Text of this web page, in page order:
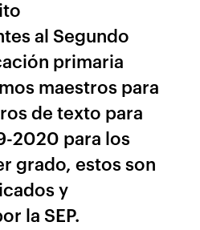
al Segundo
primaria
maestros para
de texto para
2020 para los
grado, estos son
y
la SEP.